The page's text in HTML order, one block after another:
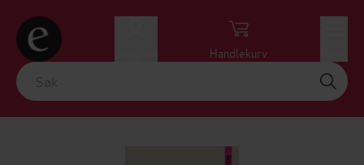
Handlekurv